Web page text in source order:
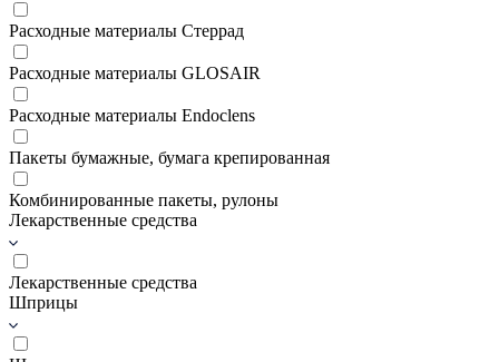
Расходные материалы Стеррад
Расходные материалы GLOSAIR
Расходные материалы Endoclens
Пакеты бумажные, бумага крепированная
Комбинированные пакеты, рулоны
Лекарственные средства
Лекарственные средства
Шприцы